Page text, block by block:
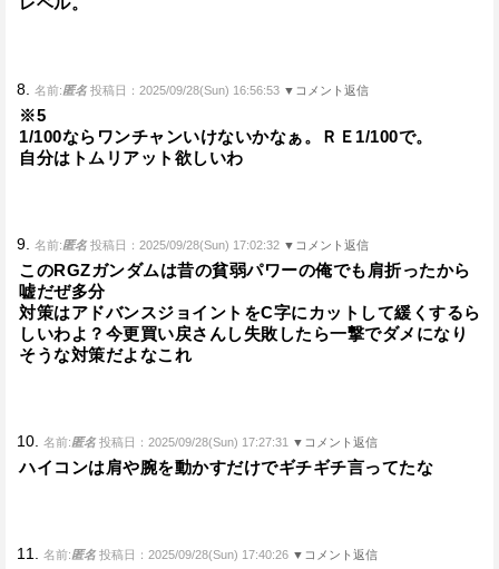
8. 名前:匿名 投稿日：2025/09/28(Sun) 16:56:53 ▼コメント返信
※5
1/100ならワンチャンいけないかなぁ。ＲＥ1/100で。
自分はトムリアット欲しいわ
9. 名前:匿名 投稿日：2025/09/28(Sun) 17:02:32 ▼コメント返信
このRGZガンダムは昔の貧弱パワーの俺でも肩折ったから
嘘だぜ多分
対策はアドバンスジョイントをC字にカットして緩くするら
しいわよ？今更買い戻さんし失敗したら一撃でダメになり
そうな対策だよなこれ
10. 名前:匿名 投稿日：2025/09/28(Sun) 17:27:31 ▼コメント返信
ハイコンは肩や腕を動かすだけでギチギチ言ってたな
11. 名前:匿名 投稿日：2025/09/28(Sun) 17:40:26 ▼コメント返信